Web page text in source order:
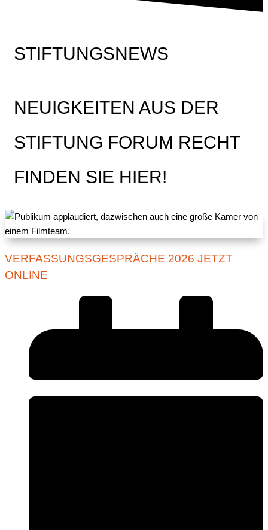
STIFTUNGSNEWS
NEUIGKEITEN AUS DER
STIFTUNG FORUM RECHT
FINDEN SIE HIER!
VERFASSUNGSGESPRÄCHE 2026 JETZT
ONLINE